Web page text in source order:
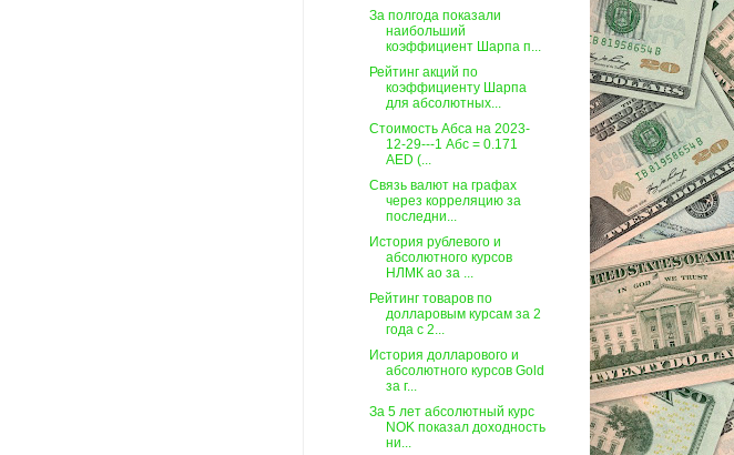
За полгода показали
наибольший
коэффициент Шарпа п...
Рейтинг акций по
коэффициенту Шарпа
для абсолютных...
Стоимость Абса на 2023-
12-29---1 Абс = 0.171
AED (...
Связь валют на графах
через корреляцию за
последни...
История рублевого и
абсолютного курсов
НЛМК ао за ...
Рейтинг товаров по
долларовым курсам за 2
года c 2...
История долларового и
абсолютного курсов Gold
за г...
За 5 лет абсолютный курс
NOK показал доходность
ни...